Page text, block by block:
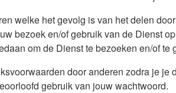
welke het gevolg is van het delen
bezoek en/of gebruik van de Dienst
om de Dienst te bezoeken en/of te
door anderen zodra je je
gebruik van jouw wachtwoord.